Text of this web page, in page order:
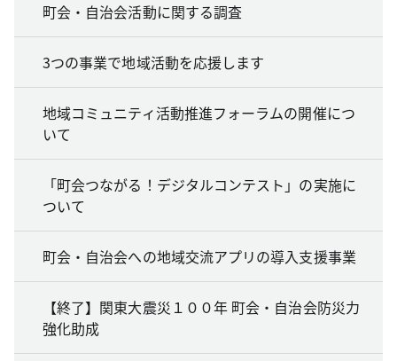
町会・自治会活動に関する調査
3つの事業で地域活動を応援します
地域コミュニティ活動推進フォーラムの開催につ
いて
「町会つながる！デジタルコンテスト」の実施に
ついて
町会・自治会への地域交流アプリの導入支援事業
【終了】関東大震災１００年 町会・自治会防災力
強化助成